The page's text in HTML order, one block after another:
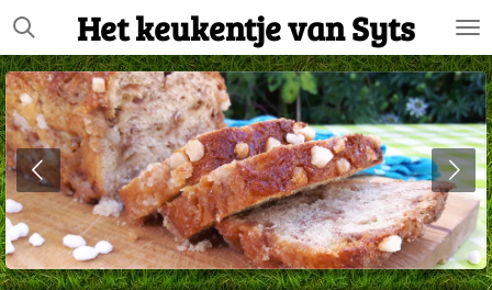
Ga
direct
naar
de
hoofdinhoud
Het keukentje van Syts